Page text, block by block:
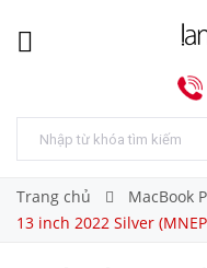
Trang chủ MacBook
13 inch 2022 Silver